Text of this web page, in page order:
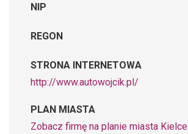
NIP
REGON
STRONA INTERNETOWA
http://www.autowojcik.pl/
PLAN MIASTA
Zobacz firmę na planie miasta Kielce